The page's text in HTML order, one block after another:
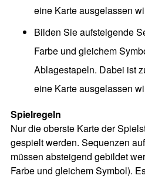
eine Karte ausgelassen
Bilden Sie aufsteigende
Farbe und gleichem
Ablagestapeln. Dabei ist
eine Karte ausgelassen
Spielregeln
Nur die oberste Karte der
gespielt werden. Sequenzen
müssen absteigend gebildet
Farbe und gleichem Symbol).